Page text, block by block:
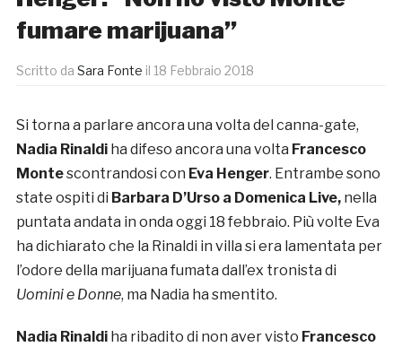
fumare marijuana”
Scritto da Sara Fonte il 18 Febbraio 2018
Si torna a parlare ancora una volta del canna-gate,
Nadia Rinaldiha difeso ancora una volta Francesco
Montescontrandosi con Eva Henger. Entrambe sono
state ospiti di Barbara D’Urso a Domenica Live, nella
puntata andata in onda oggi 18 febbraio. Più volte Eva
ha dichiarato che la Rinaldi in villa si era lamentata per
l’odore della marijuana fumata dall’ex tronista di
Uomini e Donne, ma Nadia ha smentito.
Nadia Rinaldiha ribadito di non aver visto Francesco